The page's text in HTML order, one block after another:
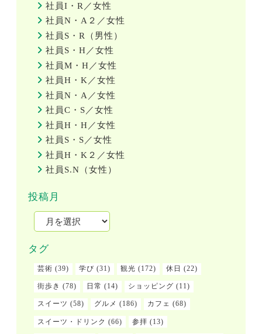
社員I・R／女性
社員N・A２／女性
社員S・R（男性）
社員S・H／女性
社員M・H／女性
社員H・K／女性
社員N・A／女性
社員C・S／女性
社員H・H／女性
社員S・S／女性
社員H・K２／女性
社員S.N（女性）
投稿月
タグ
芸術 (39) 学び (31) 観光 (172) 休日 (22)
街歩き (78) 日常 (14) ショッピング (11)
スイーツ (58) グルメ (186) カフェ (68)
スイーツ・ドリンク (66) 参拝 (13)